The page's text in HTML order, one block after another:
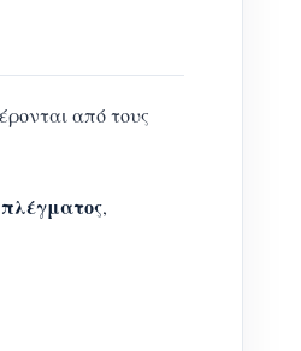
από τους
,